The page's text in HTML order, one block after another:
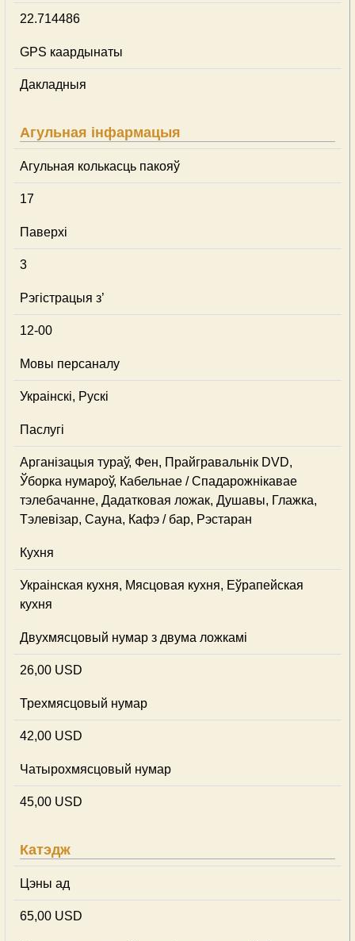
22.714486
GPS каардынаты
Дакладныя
Агульная інфармацыя
Агульная колькасць пакояў
17
Паверхі
3
Рэгістрацыя з’
12-00
Мовы персаналу
Украінскі, Рускі
Паслугі
Арганізацыя тураў, Фен, Прайгравальнік DVD,
Ўборка нумароў, Кабельнае / Спадарожнiкавае
тэлебачанне, Дадатковая ложак, Душавы, Глажка,
Тэлевізар, Сауна, Кафэ / бар, Рэстаран
Кухня
Украінская кухня, Мясцовая кухня, Еўрапейская
кухня
Двухмясцовый нумар з двума ложкамі
26,00 USD
Трехмясцовый нумар
42,00 USD
Чатырохмясцовый нумар
45,00 USD
Катэдж
Цэны ад
65,00 USD